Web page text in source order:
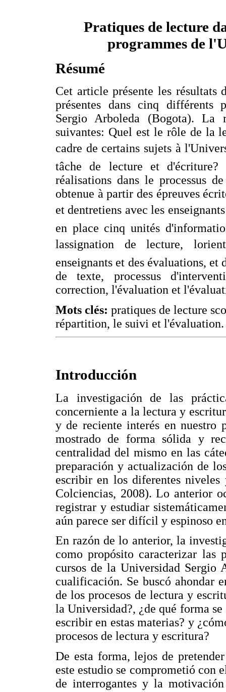
Pratiques de lecture
programmes de
Résumé
Cet article présente les résultats
présentes dans cinq différents
Sergio Arboleda (Bogota). La
suivantes: Quel est le rôle de la
cadre de certains sujets à
tâche de lecture et
réalisations dans le processus
obtenue à partir des épreuves
et dentretiens avec les
en place cinq unités
lassignation de lecture,
enseignants et des évaluations,
de texte, processus
correction, l'évaluation et
Mots clés: pratiques de lecture
répartition, le suivi et l'évaluation.
Introducción
La investigación de las
concerniente a la lectura y
y de reciente interés en nuestro
mostrado de forma sólida y
centralidad del mismo en las
preparación y actualización de
escribir en los diferentes
Colciencias, 2008). Lo anterior
registrar y estudiar
aún parece ser difícil y espinoso
En razón de lo anterior, la
como propósito caracterizar las
cursos de la Universidad Sergio
cualificación. Se buscó ahondar
de los procesos de lectura y
la Universidad?, ¿de qué forma
escribir en estas materias? y
procesos de lectura y escritura?
De esta forma, lejos de
este estudio se comprometió con
de interrogantes y la